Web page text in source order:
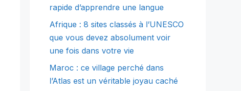
rapide d’apprendre une langue
Afrique : 8 sites classés à l’UNESCO
que vous devez absolument voir
une fois dans votre vie
Maroc : ce village perché dans
l’Atlas est un véritable joyau caché